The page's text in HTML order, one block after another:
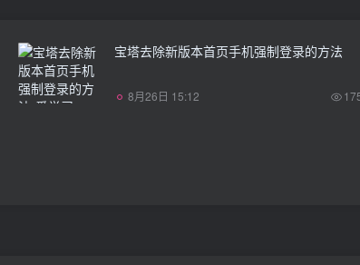
宝塔去除新版本首页手机强制登录的方法
8月26日 15:12